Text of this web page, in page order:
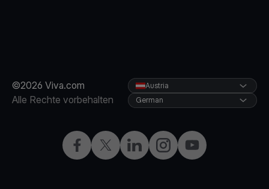
©2026 Viva.com
Alle Rechte vorbehalten
Facebook
X LinkedInInstagramYouTube
Austria
German